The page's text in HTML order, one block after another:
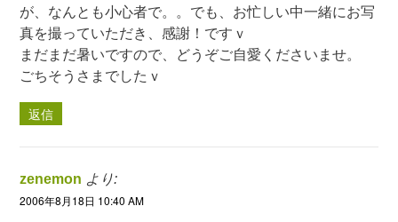
が、なんとも小心者で。。でも、お忙しい中一緒にお写
真を撮っていただき、感謝！ですｖ
まだまだ暑いですので、どうぞご自愛くださいませ。
ごちそうさまでしたｖ
返信
zenemon より:
2006年8月18日 10:40 AM